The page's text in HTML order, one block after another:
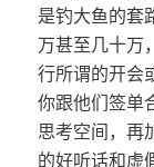
是钓大鱼的套
万甚至几十万
行所谓的开会
你跟他们签单
思考空间，再
的好听话和虚